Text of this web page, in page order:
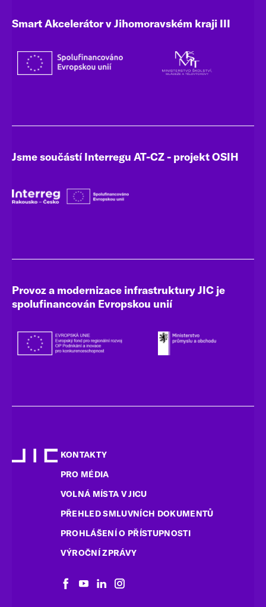
Smart Akcelerátor v Jihomoravském kraji III
Jsme součástí Interregu AT-CZ - projekt OSIH
Provoz a modernizace infrastruktury JIC je
spolufinancován Evropskou unií
KONTAKTY
PRO MÉDIA
VOLNÁ MÍSTA V JICU
PŘEHLED SMLUVNÍCH DOKUMENTŮ
PROHLÁŠENÍ O PŘÍSTUPNOSTI
VÝROČNÍ ZPRÁVY